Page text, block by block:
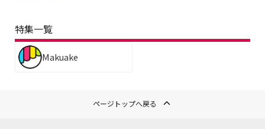
特集一覧
Makuake
ページトップへ戻る